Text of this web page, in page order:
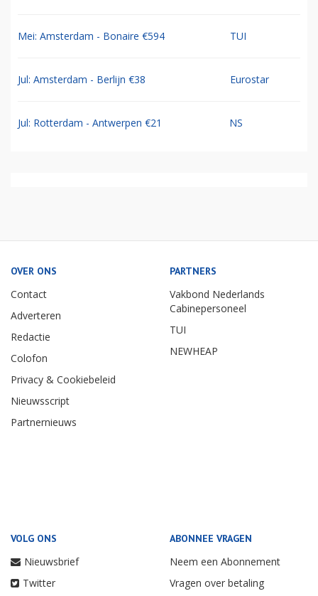
Mei: Amsterdam - Bonaire €594 TUI
Jul: Amsterdam - Berlijn €38 Eurostar
Jul: Rotterdam - Antwerpen €21 NS
OVER ONS
Contact
Adverteren
Redactie
Colofon
Privacy & Cookiebeleid
Nieuwsscript
Partnernieuws
PARTNERS
Vakbond Nederlands
Cabinepersoneel
TUI
NEWHEAP
VOLG ONS
Nieuwsbrief
Twitter
ABONNEE VRAGEN
Neem een Abonnement
Vragen over betaling